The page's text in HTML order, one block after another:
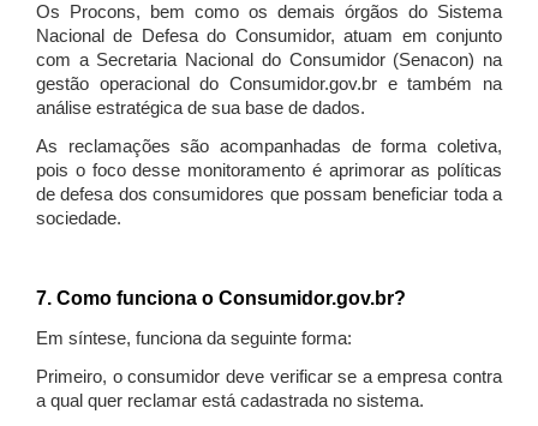
Os Procons, bem como os demais órgãos do Sistema
Nacional de Defesa do Consumidor, atuam em conjunto
com a Secretaria Nacional do Consumidor (Senacon) na
gestão operacional do Consumidor.gov.br e também na
análise estratégica de sua base de dados.
As reclamações são acompanhadas de forma coletiva,
pois o foco desse monitoramento é aprimorar as políticas
de defesa dos consumidores que possam beneficiar toda a
sociedade.
7. Como funciona o Consumidor.gov.br?
Em síntese, funciona da seguinte forma:
Primeiro, o consumidor deve verificar se a empresa contra
a qual quer reclamar está cadastrada no sistema.